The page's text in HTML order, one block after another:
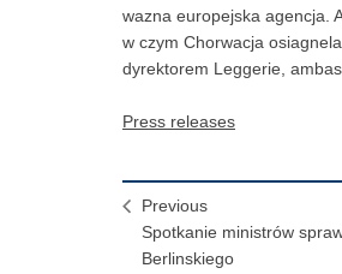
wazna europejska agencja.
w czym Chorwacja
dyrektorem Leggerie,
Press releases
Previous
Spotkanie ministrów
Berlinskiego